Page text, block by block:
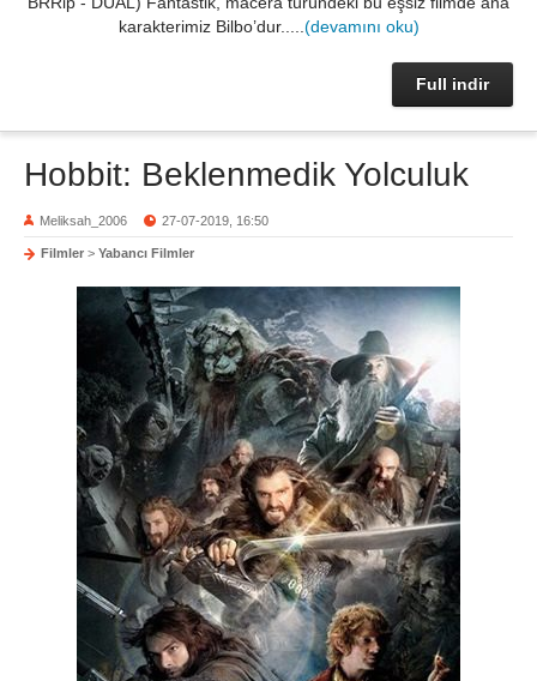
karakterimiz Bilbo’dur..... (devamını oku)
Full indir
Hobbit: Beklenmedik Yolculuk
Meliksah_2006 27-07-2019, 16:50
Filmler > Yabancı Filmler